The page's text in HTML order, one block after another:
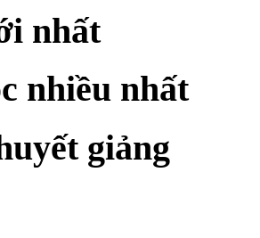
nhất
nhiều nhất
giảng